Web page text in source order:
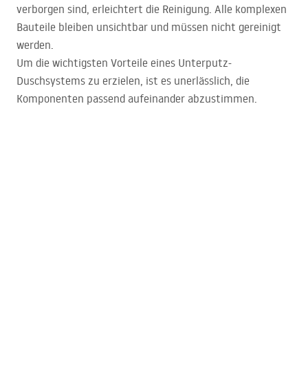
verborgen sind, erleichtert die Reinigung. Alle komplexen
Bauteile bleiben unsichtbar und müssen nicht gereinigt
werden.
Um die wichtigsten Vorteile eines Unterputz-
Duschsystems zu erzielen, ist es unerlässlich, die
Komponenten passend aufeinander abzustimmen.